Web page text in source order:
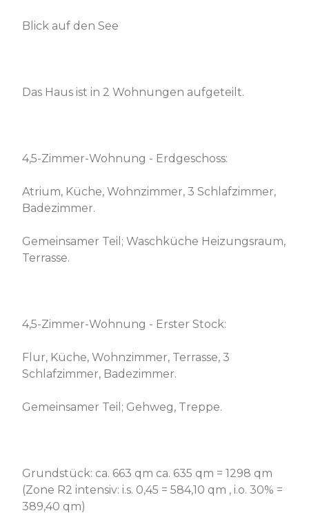
Blick auf den See
Das Haus ist in 2 Wohnungen aufgeteilt.
4,5-Zimmer-Wohnung - Erdgeschoss:
Atrium, Küche, Wohnzimmer, 3 Schlafzimmer,
Badezimmer.
Gemeinsamer Teil; Waschküche Heizungsraum,
Terrasse.
4,5-Zimmer-Wohnung - Erster Stock:
Flur, Küche, Wohnzimmer, Terrasse, 3
Schlafzimmer, Badezimmer.
Gemeinsamer Teil; Gehweg, Treppe.
Grundstück: ca. 663 qm ca. 635 qm = 1298 qm
(Zone R2 intensiv: i.s. 0,45 = 584,10 qm , i.o. 30% =
389,40 qm)